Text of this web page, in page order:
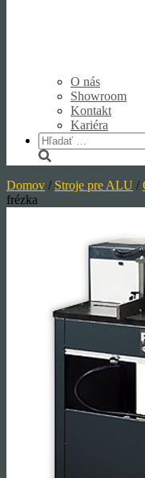
O nás
Showroom
Kontakt
Kariéra
Hľadať:
Domov / Stroje pre ALU /
frézka